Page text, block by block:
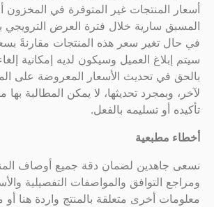
أسعار المنتجات غير المتوفرة في المخزون
المسبق سارية خلال فترة العرض الترويجي
في حال تغير سعر هذه المنتجات مقارنةً
سيتم إبلاغ العميل وسيكون لديه إمكانية
بالحق في تحديث الأسعار المعروضة على
لآخر، وبمجرد تحديثها، لا يمكن المطالبة
تأكيده أو تسليمه بالفعل.
أخطاء مطبعية
نسعى جاهدين لضمان دقة جميع أوصاف
ومراجع التوافق والمواصفات التفصيلية
معلومات أخرى متعلقة بالمنتج واردة هنا أو